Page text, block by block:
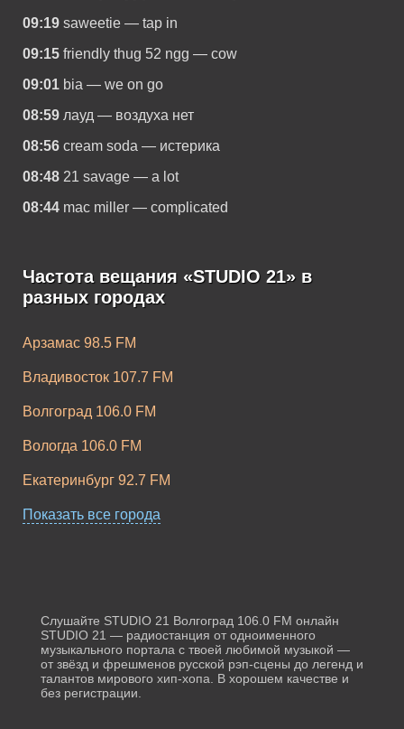
09:19 saweetie — tap in
09:15 friendly thug 52 ngg — cow
09:01 bia — we on go
08:59 лауд — воздуха нет
08:56 cream soda — истерика
08:48 21 savage — a lot
08:44 mac miller — complicated
Частота вещания «STUDIO 21» в
разных городах
Арзамас 98.5 FM
Владивосток 107.7 FM
Волгоград 106.0 FM
Вологда 106.0 FM
Екатеринбург 92.7 FM
Жигулевск 107.4 FM
Карачаевск 107.5 FM
Киров 101.8 FM
Москва 93.2 FM
Показать все города
Слушайте STUDIO 21 Волгоград 106.0 FM онлайн
STUDIO 21 — радиостанция от одноименного
музыкального портала с твоей любимой музыкой —
от звёзд и фрешменов русской рэп-сцены до легенд и
талантов мирового хип-хопа. В хорошем качестве и
без регистрации.